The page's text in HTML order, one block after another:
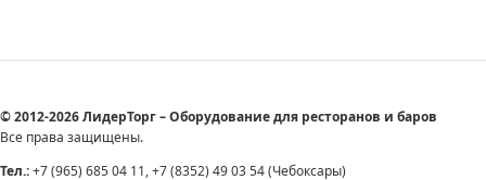
© 2012-2026 ЛидерТорг – Оборудование для ресторанов и баров
Все права защищены.
Тел.:+7 (965) 685 04 11, +7 (8352) 49 03 54 (Чебоксары)